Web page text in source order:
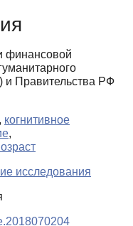
финансовой
и Правительства РФ
, когнитивное
,
исследования